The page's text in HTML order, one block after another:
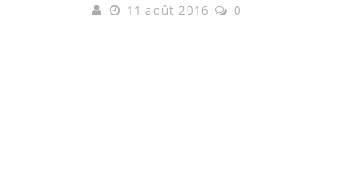
11 août 2016 0